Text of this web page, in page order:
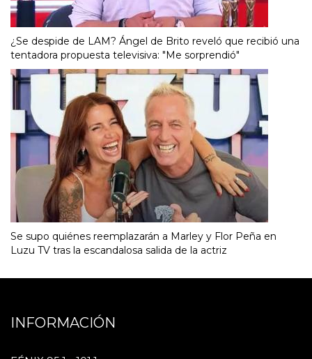
¿Se despide de LAM? Ángel de Brito reveló que recibió una
tentadora propuesta televisiva: "Me sorprendió"
Se supo quiénes reemplazarán a Marley y Flor Peña en
Luzu TV tras la escandalosa salida de la actriz
INFORMACIÓN